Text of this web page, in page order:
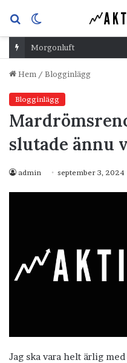
Sök
efterskin
Morgonluft
Hem / Blogginlägg
Blogginlägg
slutade ännu
admin september 3, 2024
Jag ska vara helt ärlig